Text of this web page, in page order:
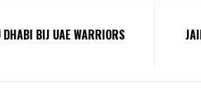
BIJ UAE WARRIORS